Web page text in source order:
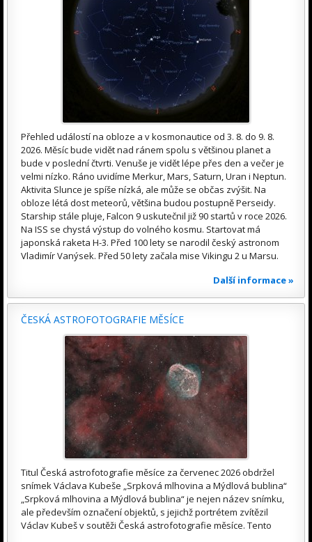
Přehled událostí na obloze a v kosmonautice od 3. 8. do 9. 8.
2026. Měsíc bude vidět nad ránem spolu s většinou planet a
bude v poslední čtvrti. Venuše je vidět lépe přes den a večer je
velmi nízko. Ráno uvidíme Merkur, Mars, Saturn, Uran i Neptun.
Aktivita Slunce je spíše nízká, ale může se občas zvýšit. Na
obloze létá dost meteorů, většina budou postupně Perseidy.
Starship stále pluje, Falcon 9 uskutečnil již 90 startů v roce 2026.
Na ISS se chystá výstup do volného kosmu. Startovat má
japonská raketa H-3. Před 100 lety se narodil český astronom
Vladimír Vanýsek. Před 50 lety začala mise Vikingu 2 u Marsu.
Další informace »
ČESKÁ ASTROFOTOGRAFIE MĚSÍCE
Titul Česká astrofotografie měsíce za červenec 2026 obdržel
snímek Václava Kubeše „Srpková mlhovina a Mýdlová bublina“
„Srpková mlhovina a Mýdlová bublina“ je nejen název snímku,
ale především označení objektů, s jejichž portrétem zvítězil
Václav Kubeš v soutěži Česká astrofotografie měsíce. Tento